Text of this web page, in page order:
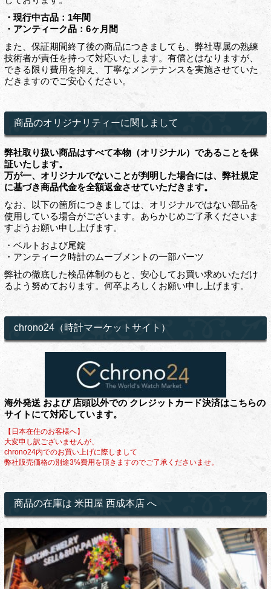
・現行中古品：1年間
・アンティーク品：6ヶ月間
また、保証期間終了後の商品につきましても、弊社専属の熟練
技術者が責任を持って対応いたします。有償とはなりますが、
できる限り費用を抑え、丁寧なメンテナンスを実施させていた
だきますのでご安心ください。
商品のオリジナリティーに関しまして
弊社取り扱い商品はすべて本物（オリジナル）であることを保
証いたします。
万が一、オリジナルでないことが判明した場合には、弊社規定
に基づき商品代金を全額返金させていただきます。
なお、以下の箇所につきましては、オリジナルではない部品を
使用している場合がございます。あらかじめご了承くださいま
すようお願い申し上げます。
・ベルトおよび尾錠
・アンティーク時計のムーブメントの一部パーツ
弊社の徹底した検品体制のもと、安心してお買い求めいただけ
るよう努めております。何卒よろしくお願い申し上げます。
chrono24（時計マーケットサイト）
海外発送 および 店頭以外での クレジットカード決済はこちらの
サイトにて対応しています。
【日本在住のお客様へ】
大変申し訳ございませんが、
chrono24内でのお買い上げに際しまして
弊社販売価格の別途3%費用を頂きますのでご了承くださいませ。
商品の在庫は 米田屋 西成本店 へ